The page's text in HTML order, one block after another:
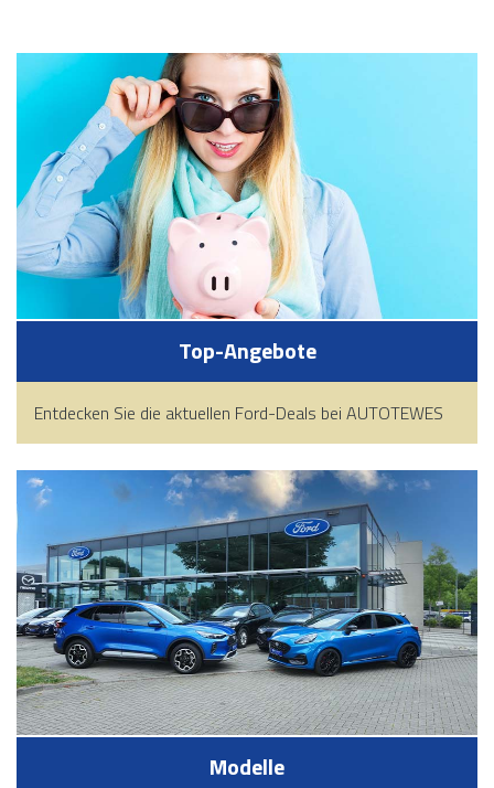
Top-Angebote
Entdecken Sie die aktuellen Ford-Deals bei AUTOTEWES
Modelle